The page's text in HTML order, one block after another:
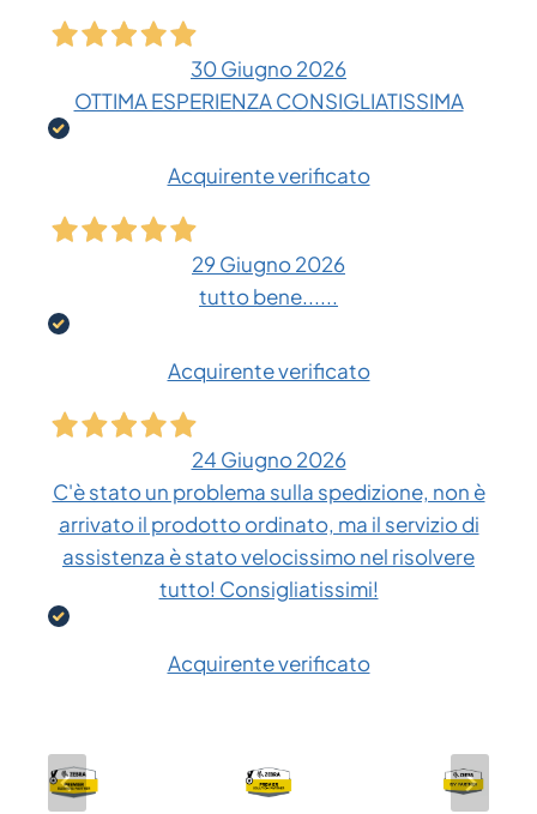
30 Giugno 2026
OTTIMA ESPERIENZA CONSIGLIATISSIMA
Acquirente verificato
29 Giugno 2026
tutto bene......
Acquirente verificato
24 Giugno 2026
C'è stato un problema sulla spedizione, non è
arrivato il prodotto ordinato, ma il servizio di
assistenza è stato velocissimo nel risolvere
tutto! Consigliatissimi!
Acquirente verificato